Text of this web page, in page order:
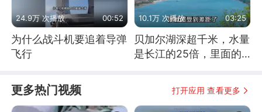
24.9万 次播放 00:52
为什么战斗机要追着导弹
飞行
10.1万 次播放 03:25
贝加尔湖深超千米，水量
是长江的25倍，里面的
更多热门视频 打开应用 查看更多